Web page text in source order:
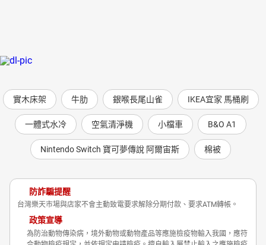
實木床架 牛肋 銀喉長尾山雀 IKEA宜家 馬桶刷
一體式水冷 空氣清淨機 小檔車 B&O A1
Nintendo Switch 寶可夢傳說 阿爾宙斯 棉被
防詐騙提醒
台灣樂天市場與店家不會主動致電要求解除分期付款、要求ATM轉帳。
政策宣導
為防治動物傳染病，境外動物或動物產品等應施檢疫物輸入我國，應符